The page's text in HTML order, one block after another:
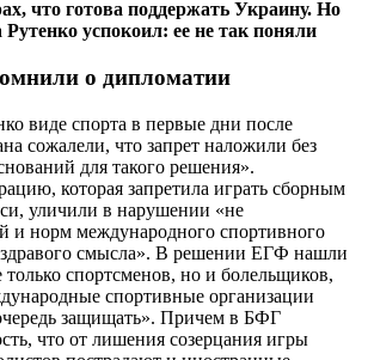
что готова поддержать Украину. Но
Рутенко успокоил: ее не так поняли
о дипломатии
виде спорта в первые дни после
сожалели, что запрет наложили без
для такого решения».
которая запретила играть сборным
уличили в нарушении «не
и норм международного спортивного
здравого смысла». В решении ЕГФ нашли
спортсменов, но и болельщиков,
спортивные организации
защищать». Причем в БФГ
что от лишения созерцания игры